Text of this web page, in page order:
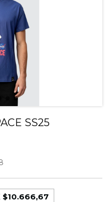
SS25
$10.666,67